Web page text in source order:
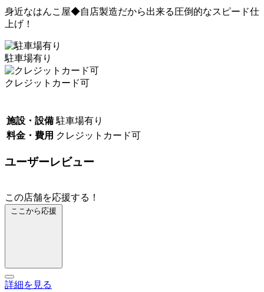
身近なはんこ屋◆自店製造だから出来る圧倒的なスピード仕
上げ！
駐車場有り
クレジットカード可
施設・設備 駐車場有り
料金・費用 クレジットカード可
ユーザーレビュー
この店舗を応援する！
ここから応援
詳細を見る